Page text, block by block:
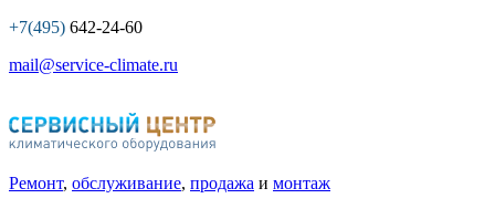
+7(495) 642-24-60
mail@service-climate.ru
Ремонт, обслуживание, продажа и монтаж